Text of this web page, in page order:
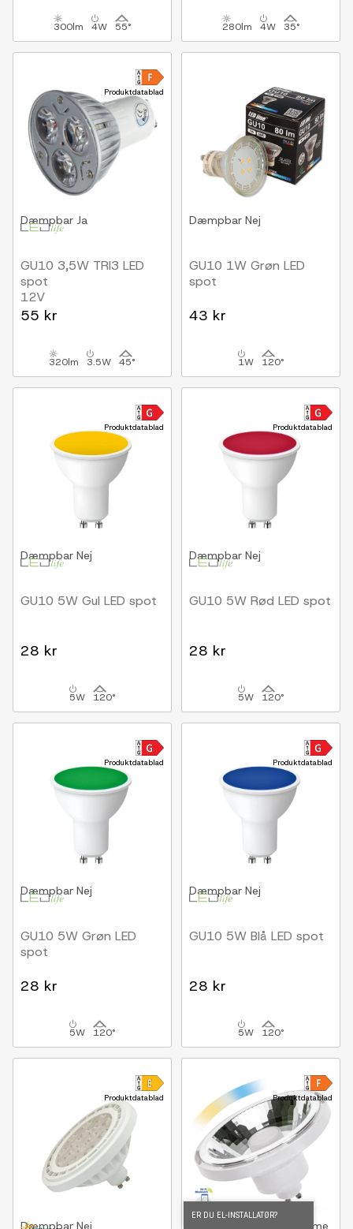
300lm 4W 55° 280lm 4W 35°
Produktdatablad
Dæmpbar Ja
GU10 3,5W TRI3 LED
spot
12V
55 kr
320lm 3.5W 45°
Dæmpbar Nej
GU10 1W Grøn LED
spot
43 kr
1W 120°
Produktdatablad
Dæmpbar Nej
GU10 5W Gul LED spot
28 kr
5W 120°
Produktdatablad
Dæmpbar Nej
GU10 5W Rød LED spot
28 kr
5W 120°
Produktdatablad
Dæmpbar Nej
GU10 5W Grøn LED
spot
28 kr
5W 120°
Produktdatablad
Dæmpbar Nej
GU10 5W Blå LED spot
28 kr
5W 120°
Produktdatablad
Dæmpbar Nej
Produktdatablad
Ja, Smart Home
ER DU EL-INSTALLATØR?